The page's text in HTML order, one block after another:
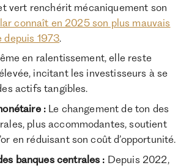
vert renchérit mécaniquement son
connaît en 2025 son plus mauvais
depuis 1973.
en ralentissement, elle reste
incitant les investisseurs à se
actifs tangibles.
: Le changement de ton des
plus accommodantes, soutient
en réduisant son coût d’opportunité.
banques centrales : Depuis 2022,